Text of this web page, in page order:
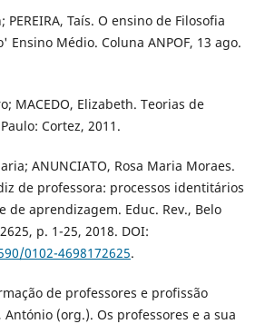
PEREIRA, Taís. O ensino de Filosofia
Médio. Coluna ANPOF, 13 ago.
MACEDO, Elizabeth. Teorias de
Cortez, 2011.
ANUNCIATO, Rosa Maria Moraes.
de professora: processos identitários
de aprendizagem. Educ. Rev., Belo
p. 1-25, 2018. DOI:
0102-4698172625.
de professores e profissão
António (org.). Os professores e a sua